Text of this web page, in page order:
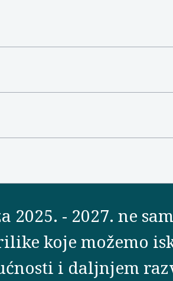
- 2027. ne
koje možemo
i daljnjem